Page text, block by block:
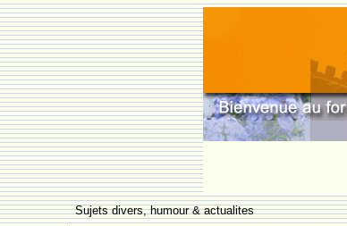
Sujets divers, humour & actualites